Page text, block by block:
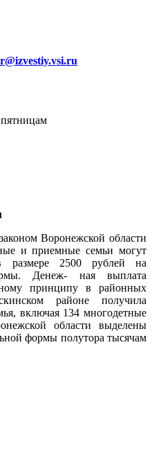
Воронежской области
и приемные семьи могут
размере 2500 рублей на
Денеж- ная выплата
принципу в районных
районе получила
включая 134 многодетные
области выделены
формы полутора тысячам